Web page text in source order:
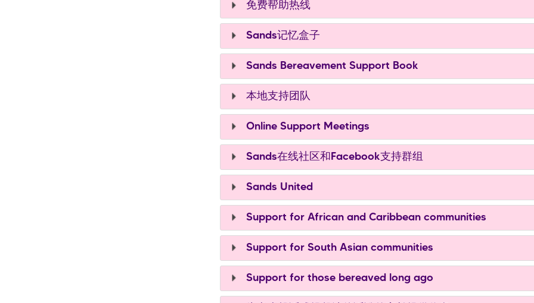
免费帮助热线
Sands记忆盒子
Sands Bereavement Support Book
本地支持团队
Online Support Meetings
Sands在线社区和Facebook支持群组
Sands United
Support for African and Caribbean communities
Support for South Asian communities
Support for those bereaved long ago